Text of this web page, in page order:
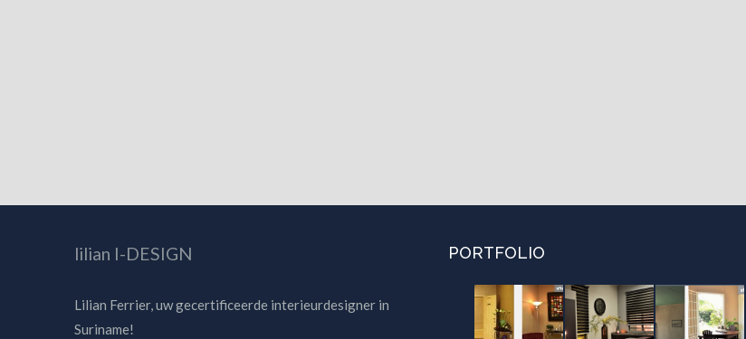
lilian I-DESIGN
Lilian Ferrier, uw gecertificeerde interieurdesigner in
Suriname!
PORTFOLIO